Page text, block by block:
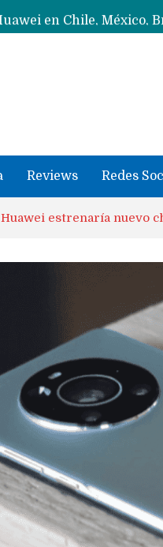
Reviews Redes
Huawei estrenaría nuevo